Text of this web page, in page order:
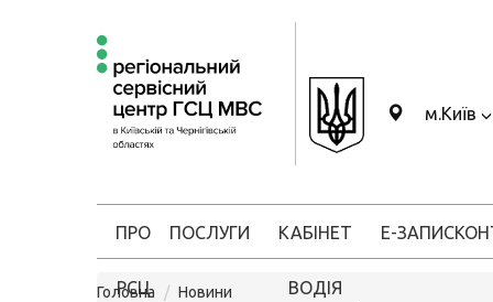
м.Київ
ПРО
РСЦ
ПОСЛУГИ КАБІНЕТ
ВОДІЯ
Е-ЗАПИС
Головна
Новини